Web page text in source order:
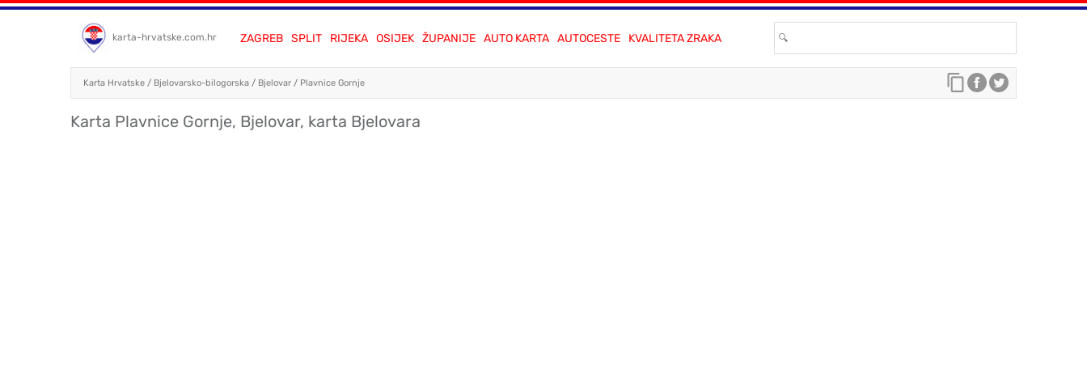
karta-hrvatske.com.hr ZAGREB SPLIT RIJEKA OSIJEK ŽUPANIJE AUTO KARTA AUTOCESTE KVALITETA ZRAKA
Karta Hrvatske / Bjelovarsko-bilogorska / Bjelovar / Plavnice Gornje
Karta Plavnice Gornje, Bjelovar, karta Bjelovara